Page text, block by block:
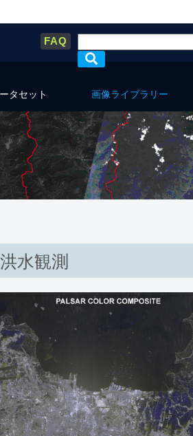
FAQ
タセット
画像ライブラリー
水観測